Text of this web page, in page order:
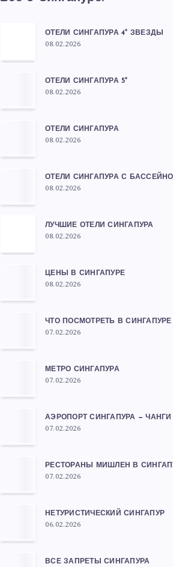
ОТЕЛИ СИНГАПУРА 4* ЗВЕЗДЫ
08.02.2026
ОТЕЛИ СИНГАПУРА 5*
08.02.2026
ОТЕЛИ СИНГАПУРА
08.02.2026
ОТЕЛИ СИНГАПУРА С
08.02.2026
ЛУЧШИЕ ОТЕЛИ СИНГАПУРА
08.02.2026
ЦЕНЫ В СИНГАПУРЕ
08.02.2026
ЧТО ПОСМОТРЕТЬ В СИНГАПУРЕ
07.02.2026
МЕТРО СИНГАПУРА
07.02.2026
АЭРОПОРТ СИНГАПУРА — ЧАНГИ
07.02.2026
РЕСТОРАНЫ МИШЛЕН В
07.02.2026
НЕТУРИСТИЧЕСКИЙ СИНГАПУР
06.02.2026
ВСЕ ЗАПРЕТЫ СИНГАПУРА